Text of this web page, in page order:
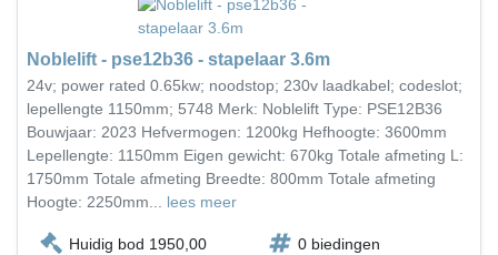
Noblelift - pse12b36 - stapelaar 3.6m
24v; power rated 0.65kw; noodstop; 230v laadkabel; codeslot;
lepellengte 1150mm; 5748 Merk: Noblelift Type: PSE12B36
Bouwjaar: 2023 Hefvermogen: 1200kg Hefhoogte: 3600mm
Lepellengte: 1150mm Eigen gewicht: 670kg Totale afmeting L:
1750mm Totale afmeting Breedte: 800mm Totale afmeting
Hoogte: 2250mm... lees meer
Huidig bod 1950,00
0 biedingen